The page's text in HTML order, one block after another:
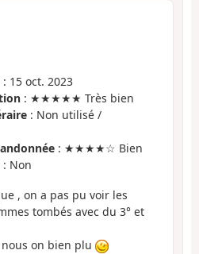
: 15 oct. 2023
: ★★★★★ Très bien
: Non utilisé /
: ★★★★☆ Bien
: Non
, on a pas pu voir les
tombés avec du 3° et
on bien plu